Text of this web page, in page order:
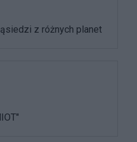
z różnych planet